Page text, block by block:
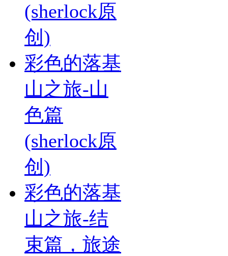
(sherlock原
创)
彩色的落基
山之旅-山
色篇
(sherlock原
创)
彩色的落基
山之旅-结
束篇，旅途